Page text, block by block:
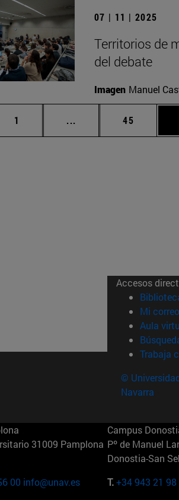
07 | 11 | 2025
Territorios de
del debate
Imagen Manuel
Página
1 ... Páginas intermedias
Página
45
Accesos
Mi correo
Aula
Trabaja
©
Navarra
31009 Pamplona
00 info@unav.es
Campus
Pº de Manuel
Donostia-San
T.+34 943 21 98